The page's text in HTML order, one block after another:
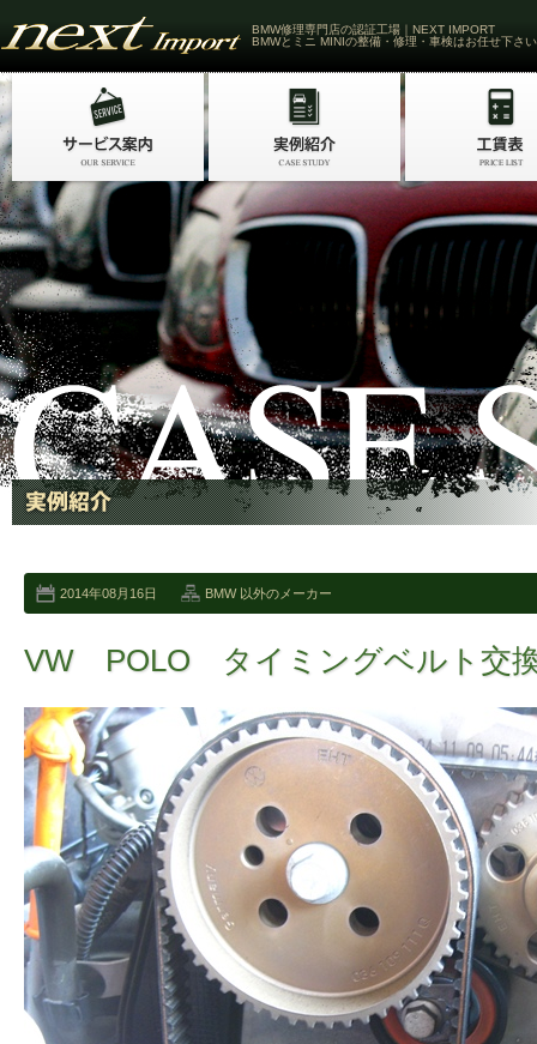
BMW修理専門店の認証工場｜NEXT IMPORT
BMWとミニ MINIの整備・修理・車検はお任せ下さい
2014年08月16日 BMW 以外のメーカー
VW POLO タイミングベルト交